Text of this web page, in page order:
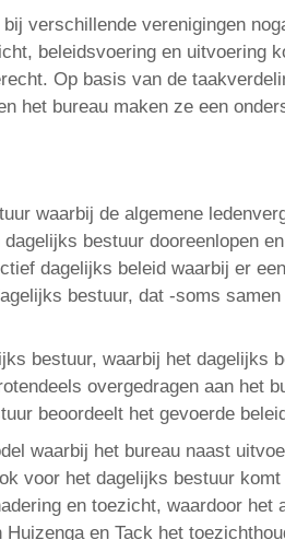
verschillende verenigingen
beleidsvoering en uitvoering
Op basis van de
het bureau maken ze een
waarbij de algemene
bestuur dooreenlopen
dagelijks beleid waarbij er
bestuur, dat -soms
bestuur, waarbij het dagelijks
overgedragen aan het
beoordeelt het gevoerde
waarbij het bureau naast
voor het dagelijks bestuur
en toezicht, waardoor het
en Tack het